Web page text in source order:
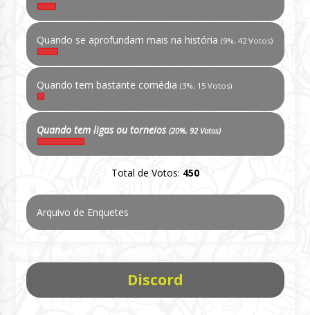
Quando se aprofundam mais na história (9%, 42 Votos)
Quando tem bastante comédia (3%, 15 Votos)
Quando tem ligas ou torneios (20%, 92 Votos)
Total de Votos: 450
Arquivo de Enquetes
Discord